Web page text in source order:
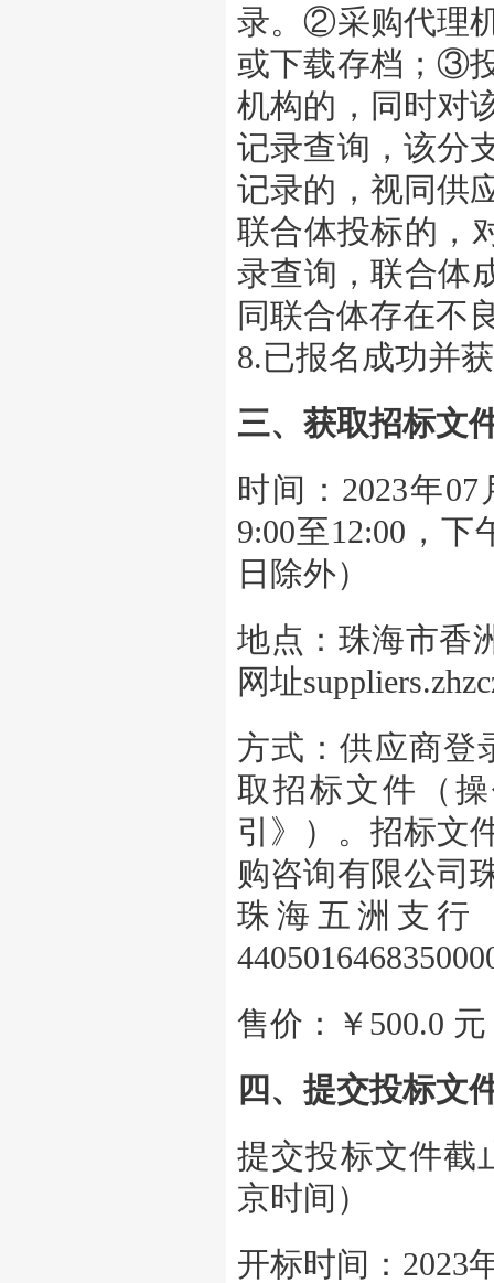
录。②采购代理
或下载存档；③
机构的，同时对
记录查询，该分
记录的，视同供
联合体投标的，
录查询，联合体
同联合体存在不
8.已报名成功并
三、获取招标文
时间：2023年
9:00至12:00，下
日除外）
地点：珠海市香
网址
方式：供应商登
取招标文件（
引》）。招标文
购咨询有限公司
珠海五洲支行
售价：￥500.0
四、提交投标文
提交投标文件截
京时间）
开标时间：2023